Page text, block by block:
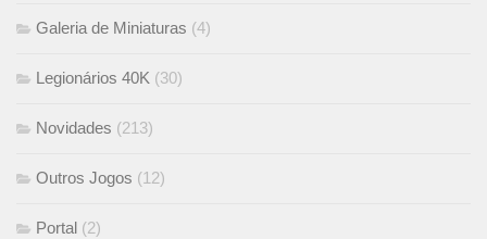
Galeria de Miniaturas (4)
Legionários 40K (30)
Novidades (213)
Outros Jogos (12)
Portal (2)